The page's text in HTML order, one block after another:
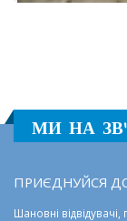
МИ НА
ПРИЄДНУЙСЯ
Шановні